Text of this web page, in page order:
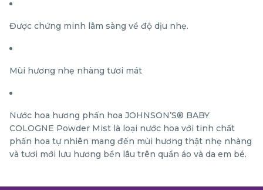
Được chứng minh lâm sàng về độ dịu nhẹ.
Mùi hương nhẹ nhàng tươi mát
Nước hoa hương phấn hoa JOHNSON’S® BABY
COLOGNE Powder Mist là loại nước hoa với tinh chất
phấn hoa tự nhiên mang đến mùi hương thật nhẹ nhàng
và tươi mới lưu hương bền lâu trên quần áo và da em bé.